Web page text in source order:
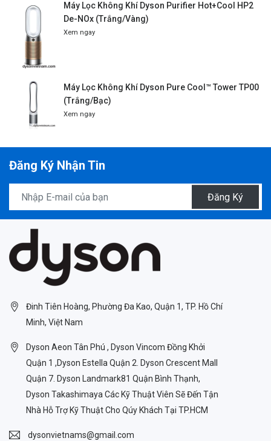
Máy Lọc Không Khí Dyson Purifier Hot+Cool HP2
De-NOx (Trắng/Vàng)
Xem ngay
Máy Lọc Không Khí Dyson Pure Cool™ Tower TP00
(Trắng/Bạc)
Xem ngay
Đăng Ký Nhận Tin
Đăng Ký
Đinh Tiên Hoàng, Phường Đa Kao, Quận 1, TP. Hồ Chí
Minh, Việt Nam
Dyson Aeon Tân Phú , Dyson Vincom Đồng Khởi
Quận 1 ,Dyson Estella Quận 2. Dyson Crescent Mall
Quận 7. Dyson Landmark81 Quận Bình Thạnh,
Dyson Takashimaya Các Kỹ Thuật Viên Sẽ Đến Tận
Nhà Hỗ Trợ Kỹ Thuật Cho Qúy Khách Tại TP.HCM
dysonvietnams@gmail.com